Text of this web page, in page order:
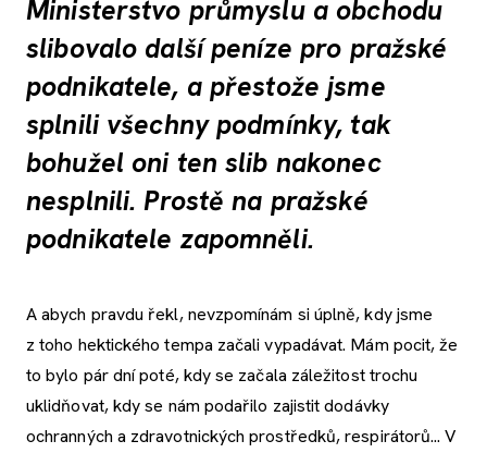
Ministerstvo průmyslu a obchodu
slibovalo další peníze pro pražské
podnikatele, a přestože jsme
splnili všechny podmínky, tak
bohužel oni ten slib nakonec
nesplnili. Prostě na pražské
podnikatele zapomněli.
A abych pravdu řekl, nevzpomínám si úplně, kdy jsme
z toho hektického tempa začali vypadávat. Mám pocit, že
to bylo pár dní poté, kdy se začala záležitost trochu
uklidňovat, kdy se nám podařilo zajistit dodávky
ochranných a zdravotnických prostředků, respirátorů... V